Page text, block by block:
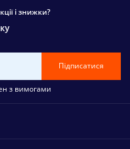
і знижки?
Підписатися
з вимогами